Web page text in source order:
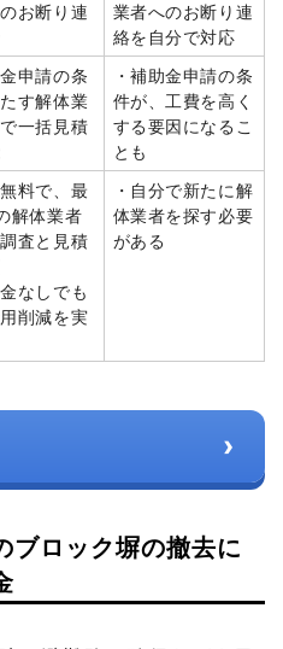
お断り連
業者へのお断り連
絡を自分で対応
金申請の条
す解体業
一括見積
・補助金申請の条
件が、工費を高く
する要因になるこ
とも
無料で、最
解体業者
査と見積
金なしでも
削減を実
・自分で新たに解
体業者を探す必要
がある
›
ブロック塀の撤去に